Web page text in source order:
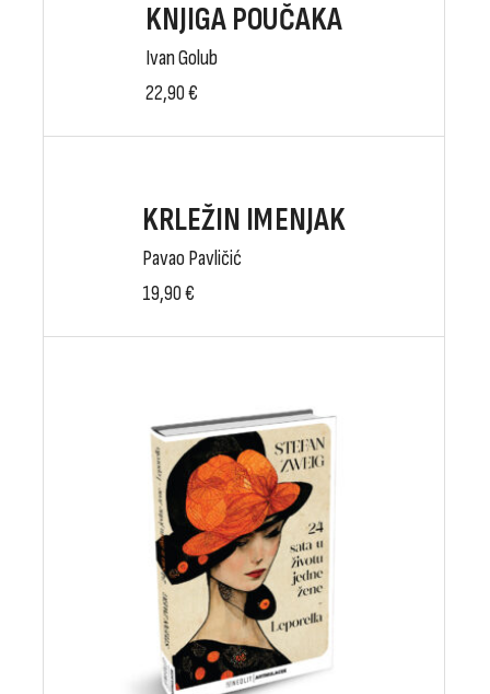
KNJIGA POUČAKA
Ivan Golub
22,90€
KRLEŽIN IMENJAK
Pavao Pavličić
19,90€